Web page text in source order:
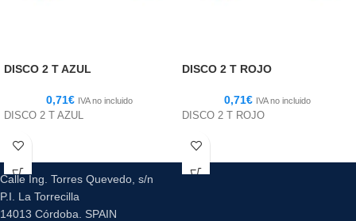
DISCO 2 T AZUL
0,71€ IVA no incluido
DISCO 2 T AZUL
DISCO 2 T ROJO
0,71€ IVA no incluido
DISCO 2 T ROJO
Calle Ing. Torres Quevedo, s/n
P.I. La Torrecilla
14013 Córdoba. SPAIN